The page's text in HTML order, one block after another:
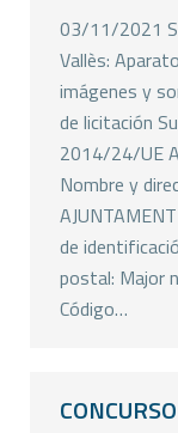
03/11/2021
Vallès:
imágenes y
de licitación
2014/24/UE
Nombre y
de
postal: Major
Código…